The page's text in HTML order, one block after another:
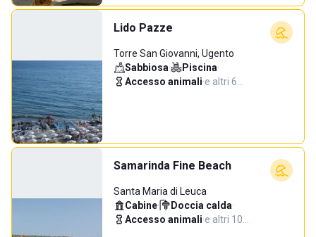
Lido Pazze
Torre San Giovanni, Ugento
Sabbiosa· Piscina·
Accesso animali·e altri 6…
Samarinda Fine Beach
Santa Maria di Leuca
Cabine· Doccia calda·
Accesso animali·e altri 10…